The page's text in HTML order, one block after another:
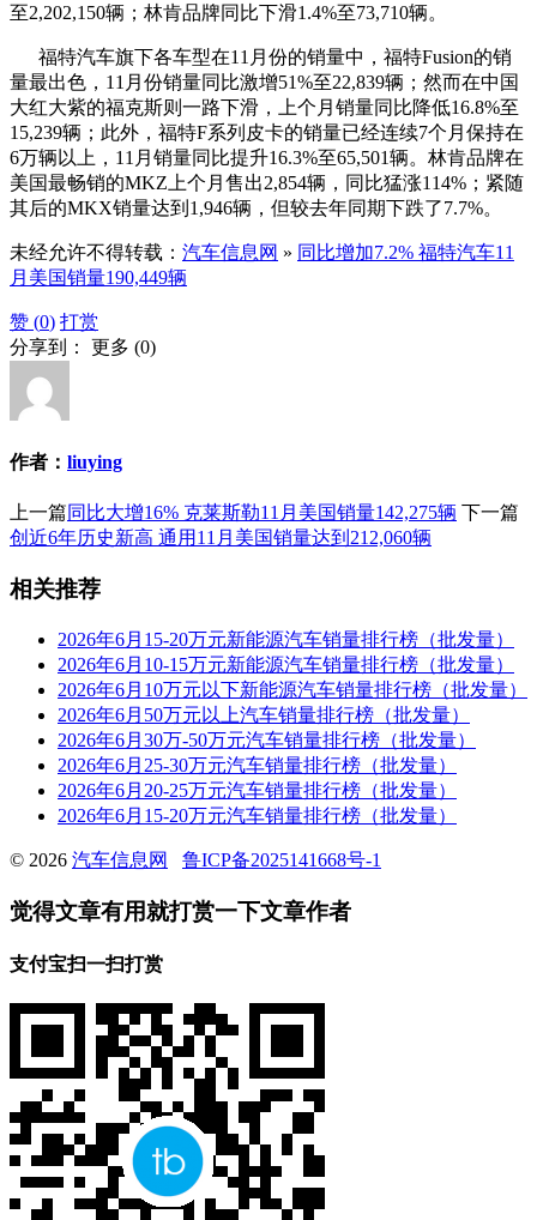
至2,202,150辆；林肯品牌同比下滑1.4%至73,710辆。
福特汽车旗下各车型在11月份的销量中，福特Fusion的销
量最出色，11月份销量同比激增51%至22,839辆；然而在中国
大红大紫的福克斯则一路下滑，上个月销量同比降低16.8%至
15,239辆；此外，福特F系列皮卡的销量已经连续7个月保持在
6万辆以上，11月销量同比提升16.3%至65,501辆。林肯品牌在
美国最畅销的MKZ上个月售出2,854辆，同比猛涨114%；紧随
其后的MKX销量达到1,946辆，但较去年同期下跌了7.7%。
未经允许不得转载： 汽车信息网 » 同比增加7.2% 福特汽车11
月美国销量190,449辆
赞 (0) 打赏
分享到： 更多 (0)
作者： liuying
上一篇同比大增16% 克莱斯勒11月美国销量142,275辆 下一篇
创近6年历史新高 通用11月美国销量达到212,060辆
相关推荐
2026年6月15-20万元新能源汽车销量排行榜（批发量）
2026年6月10-15万元新能源汽车销量排行榜（批发量）
2026年6月10万元以下新能源汽车销量排行榜（批发量）
2026年6月50万元以上汽车销量排行榜（批发量）
2026年6月30万-50万元汽车销量排行榜（批发量）
2026年6月25-30万元汽车销量排行榜（批发量）
2026年6月20-25万元汽车销量排行榜（批发量）
2026年6月15-20万元汽车销量排行榜（批发量）
© 2026 汽车信息网 鲁ICP备2025141668号-1
觉得文章有用就打赏一下文章作者
支付宝扫一扫打赏